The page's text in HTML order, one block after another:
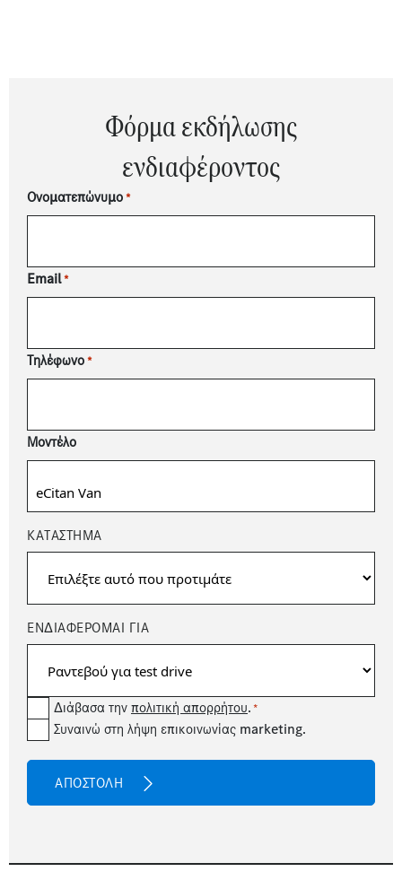
Φόρμα εκδήλωσης
ενδιαφέροντος
Ονοματεπώνυμο*
Email*
Τηλέφωνο*
Μοντέλο
ΚΑΤΆΣΤΗΜΑ
ΕΝΔΙΑΦΕΡΟΜΑΙ ΓΙΑ
Consent
Διάβασα τηνπολιτική απορρήτου.*
newsetter
Συναινώ στη λήψη επικοινωνίας marketing.